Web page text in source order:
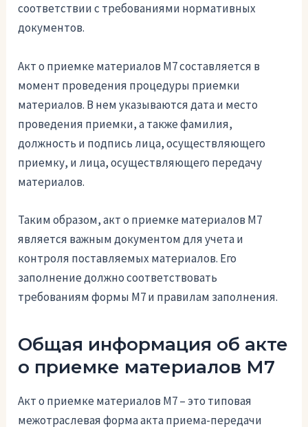
соответствии с требованиями нормативных
документов.
Акт о приемке материалов М7 составляется в
момент проведения процедуры приемки
материалов. В нем указываются дата и место
проведения приемки, а также фамилия,
должность и подпись лица, осуществляющего
приемку, и лица, осуществляющего передачу
материалов.
Таким образом, акт о приемке материалов М7
является важным документом для учета и
контроля поставляемых материалов. Его
заполнение должно соответствовать
требованиям формы М7 и правилам заполнения.
Общая информация об акте
о приемке материалов М7
Акт о приемке материалов М7 – это типовая
межотраслевая форма акта приема-передачи